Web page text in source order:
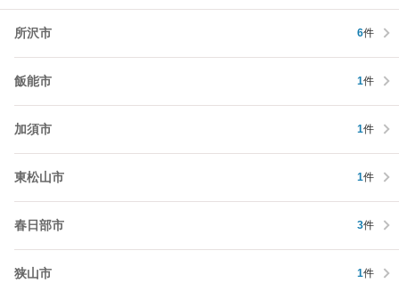
所沢市 6件
飯能市 1件
加須市 1件
東松山市 1件
春日部市 3件
狭山市 1件